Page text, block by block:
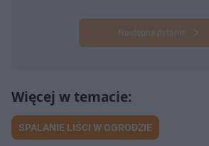
Następne pytanie
SPALANIE LIŚCI W OGRODZIE